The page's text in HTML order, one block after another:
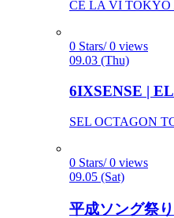
CÉ LA VI TOKYO
0 Stars/ 0 views
09.03 (Thu)
6IXSENSE |
SEL OCTAGON
0 Stars/ 0 views
09.05 (Sat)
平成ソング祭り